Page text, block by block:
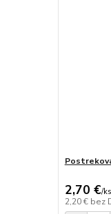
2,70 €/ks
2,20 € bez